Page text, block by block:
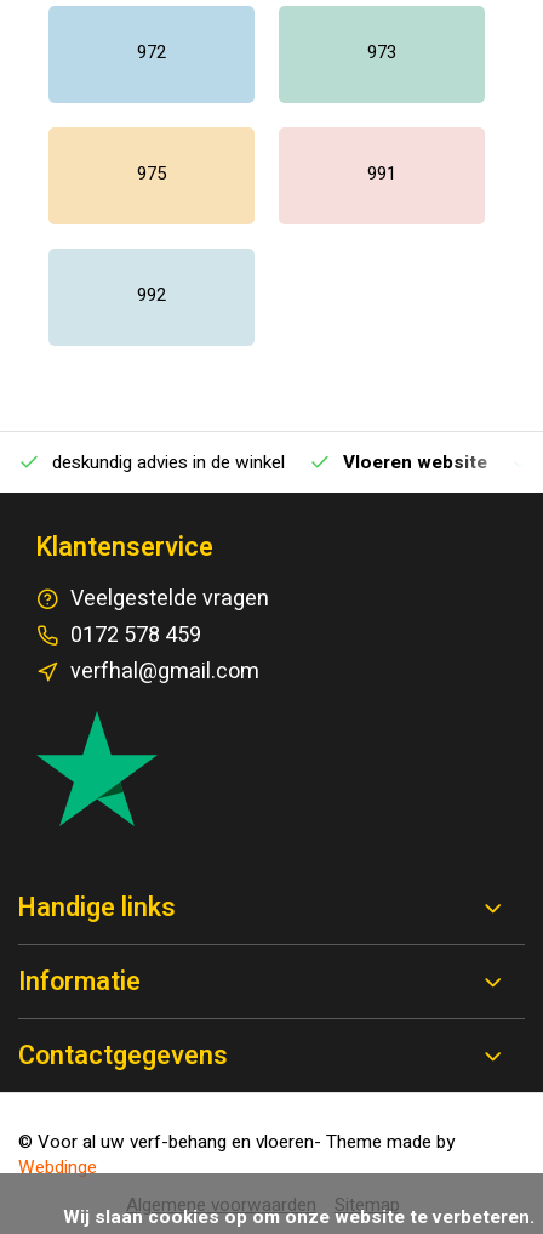
972 973
975 991
992
deskundig advies in de winkel Vloeren website
Klantenservice
Veelgestelde vragen
0172 578 459
verfhal@gmail.com
Handige links
Informatie
Contactgegevens
Algemene voorwaarden Sitemap
© Voor al uw verf-behang en vloeren- Theme made by
Webdinge